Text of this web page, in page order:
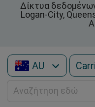
Δίκτυα
Logan-City,
AU